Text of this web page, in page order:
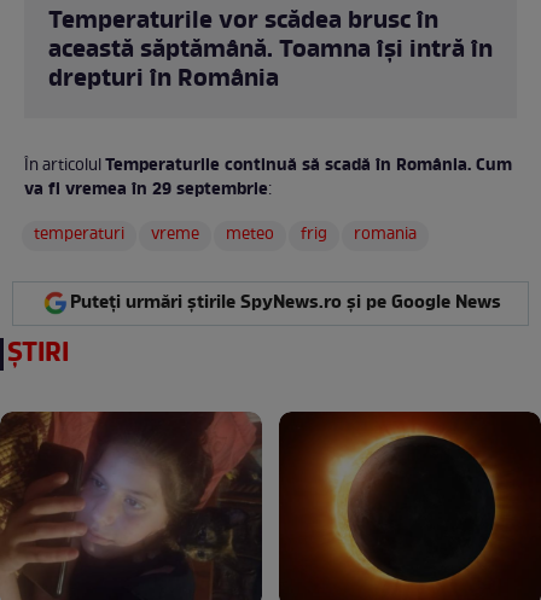
Temperaturile vor scădea brusc în
această săptămână. Toamna își intră în
drepturi în România
În articolulTemperaturile continuă să scadă în România. Cum
va fi vremea în 29 septembrie:
temperaturi
vreme meteo frig romania
Puteți urmări știrile SpyNews.ro și pe Google News
ȘTIRI